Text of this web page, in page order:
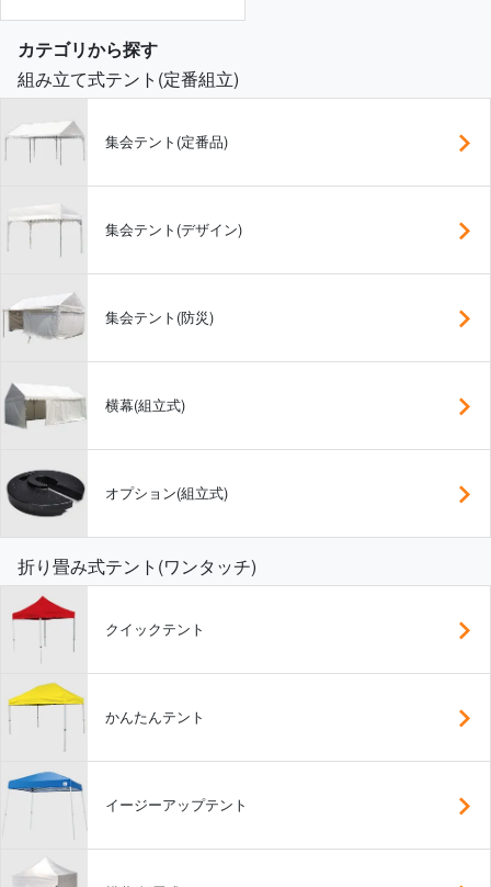
カテゴリから探す
組み立て式テント(定番組立)
集会テント(定番品)
集会テント(デザイン)
集会テント(防災)
横幕(組立式)
オプション(組立式)
折り畳み式テント(ワンタッチ)
クイックテント
かんたんテント
イージーアップテント